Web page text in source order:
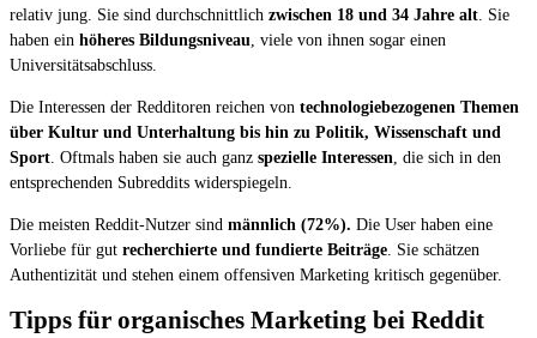
relativ jung. Sie sind durchschnittlich zwischen 18 und 34 Jahre alt . Sie
haben ein höheres Bildungsniveau , viele von ihnen sogar einen
Universitätsabschluss.
Die Interessen der Redditoren reichen von technologiebezogenen Themen
über Kultur und Unterhaltung bis hin zu Politik, Wissenschaft und
Sport . Oftmals haben sie auch ganz spezielle Interessen , die sich in den
entsprechenden Subreddits widerspiegeln.
Die meisten Reddit-Nutzer sind männlich (72%). Die User haben eine
Vorliebe für gut recherchierte und fundierte Beiträge . Sie schätzen
Authentizität und stehen einem offensiven Marketing kritisch gegenüber.
Tipps für organisches Marketing bei Reddit